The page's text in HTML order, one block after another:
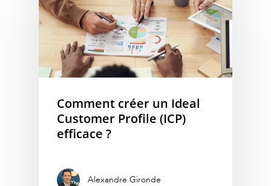
Comment créer un Ideal
Customer Profile (ICP)
efficace ?
Alexandre Gironde